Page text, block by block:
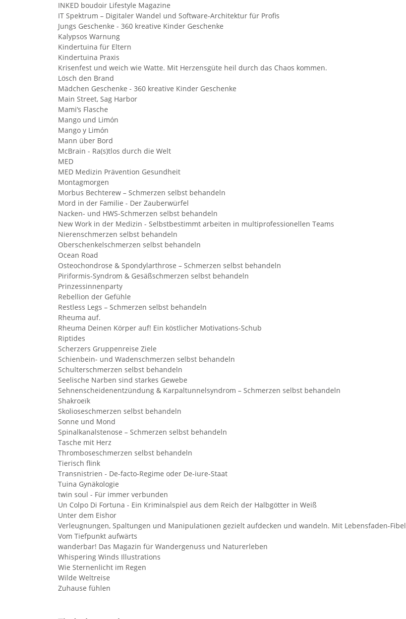
INKED boudoir Lifestyle Magazine
IT Spektrum – Digitaler Wandel und Software-Architektur für Profis
Jungs Geschenke - 360 kreative Kinder Geschenke
Kalypsos Warnung
Kindertuina für Eltern
Kindertuina Praxis
Krisenfest und weich wie Watte. Mit Herzensgüte heil durch das Chaos kommen.
Lösch den Brand
Mädchen Geschenke - 360 kreative Kinder Geschenke
Main Street, Sag Harbor
Mami‘s Flasche
Mango und Limón
Mango y Limón
Mann über Bord
McBrain - Ra(s)tlos durch die Welt
MED
MED Medizin Prävention Gesundheit
Montagmorgen
Morbus Bechterew – Schmerzen selbst behandeln
Mord in der Familie - Der Zauberwürfel
Nacken- und HWS-Schmerzen selbst behandeln
New Work in der Medizin - Selbstbestimmt arbeiten in multiprofessionellen Teams
Nierenschmerzen selbst behandeln
Oberschenkelschmerzen selbst behandeln
Ocean Road
Osteochondrose & Spondylarthrose – Schmerzen selbst behandeln
Piriformis-Syndrom & Gesäßschmerzen selbst behandeln
Prinzessinnenparty
Rebellion der Gefühle
Restless Legs – Schmerzen selbst behandeln
Rheuma auf.
Rheuma Deinen Körper auf! Ein köstlicher Motivations-Schub
Riptides
Scherzers Gruppenreise Ziele
Schienbein- und Wadenschmerzen selbst behandeln
Schulterschmerzen selbst behandeln
Seelische Narben sind starkes Gewebe
Sehnenscheidenentzündung & Karpaltunnelsyndrom – Schmerzen selbst behandeln
Shakroeïk
Skolioseschmerzen selbst behandeln
Sonne und Mond
Spinalkanalstenose – Schmerzen selbst behandeln
Tasche mit Herz
Thromboseschmerzen selbst behandeln
Tierisch flink
Transnistrien - De-facto-Regime oder De-iure-Staat
Tuina Gynäkologie
twin soul - Für immer verbunden
Un Colpo Di Fortuna - Ein Kriminalspiel aus dem Reich der Halbgötter in Weiß
Unter dem Eishor
Verleugnungen, Spaltungen und Manipulationen gezielt aufdecken und wandeln. Mit Lebensfaden-Fibel
Vom Tiefpunkt aufwärts
wanderbar! Das Magazin für Wandergenuss und Naturerleben
Whispering Winds Illustrations
Wie Sternenlicht im Regen
Wilde Weltreise
Zuhause fühlen